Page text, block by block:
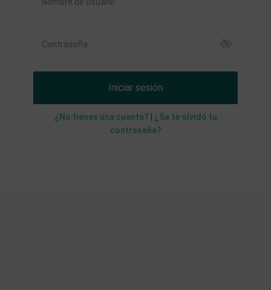
Iniciar sesión
¿No tienes una cuenta?
¿Se te olvidó tu
contraseña?